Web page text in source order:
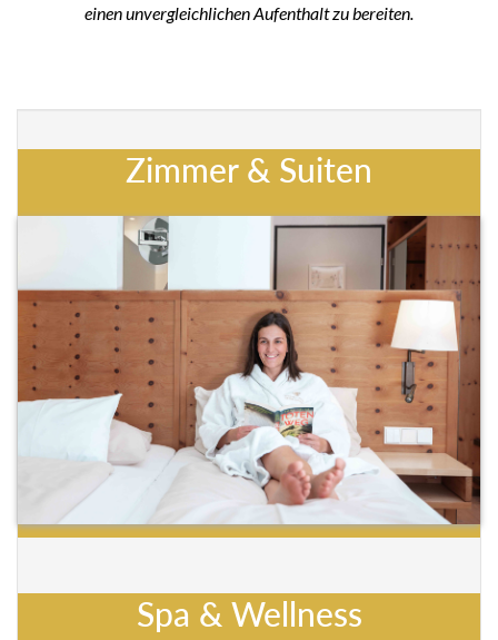
einen unvergleichlichen Aufenthalt zu bereiten.
Zimmer & Suiten
Spa & Wellness